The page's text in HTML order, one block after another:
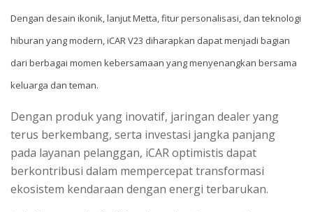
Dengan desain ikonik, lanjut Metta, fitur personalisasi, dan teknologi
hiburan yang modern, iCAR V23 diharapkan dapat menjadi bagian
dari berbagai momen kebersamaan yang menyenangkan bersama
keluarga dan teman.
Dengan produk yang inovatif, jaringan dealer yang
terus berkembang, serta investasi jangka panjang
pada layanan pelanggan, iCAR optimistis dapat
berkontribusi dalam mempercepat transformasi
ekosistem kendaraan dengan energi terbarukan.